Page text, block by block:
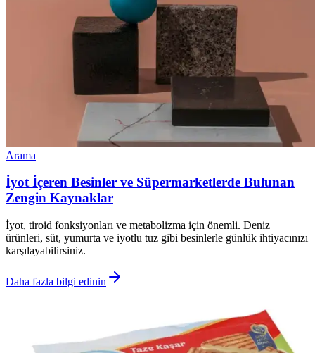
Arama
İyot İçeren Besinler ve Süpermarketlerde Bulunan
Zengin Kaynaklar
İyot, tiroid fonksiyonları ve metabolizma için önemli. Deniz
ürünleri, süt, yumurta ve iyotlu tuz gibi besinlerle günlük ihtiyacınızı
karşılayabilirsiniz.
Daha fazla bilgi edinin